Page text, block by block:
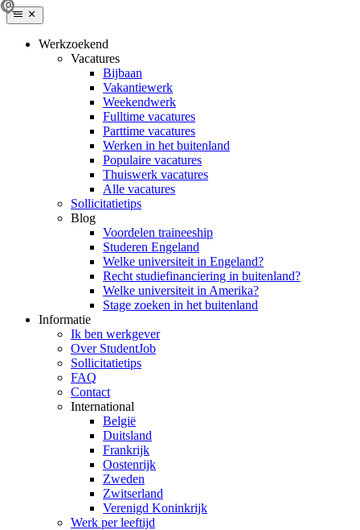
Werkzoekend
Vacatures
Bijbaan
Vakantiewerk
Weekendwerk
Fulltime vacatures
Parttime vacatures
Werken in het buitenland
Populaire vacatures
Thuiswerk vacatures
Alle vacatures
Sollicitatietips
Blog
Voordelen traineeship
Studeren Engeland
Welke universiteit in Engeland?
Recht studiefinanciering in buitenland?
Welke universiteit in Amerika?
Stage zoeken in het buitenland
Informatie
Ik ben werkgever
Over StudentJob
Sollicitatietips
FAQ
Contact
International
België
Duitsland
Frankrijk
Oostenrijk
Zweden
Zwitserland
Verenigd Koninkrijk
Werk per leeftijd